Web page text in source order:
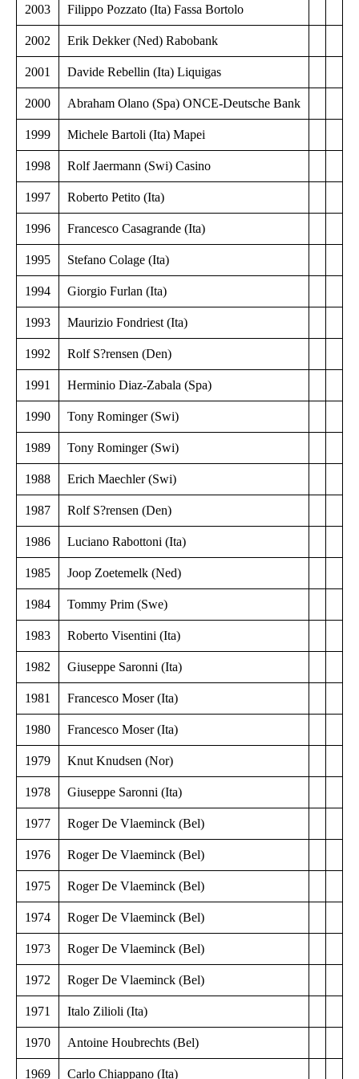
2003 Filippo Pozzato (Ita) Fassa Bortolo
2002 Erik Dekker (Ned) Rabobank
2001 Davide Rebellin (Ita) Liquigas
2000 Abraham Olano (Spa) ONCE-Deutsche Bank
1999 Michele Bartoli (Ita) Mapei
1998 Rolf Jaermann (Swi) Casino
1997 Roberto Petito (Ita)
1996 Francesco Casagrande (Ita)
1995 Stefano Colage (Ita)
1994 Giorgio Furlan (Ita)
1993 Maurizio Fondriest (Ita)
1992 Rolf S?rensen (Den)
1991 Herminio Diaz-Zabala (Spa)
1990 Tony Rominger (Swi)
1989 Tony Rominger (Swi)
1988 Erich Maechler (Swi)
1987 Rolf S?rensen (Den)
1986 Luciano Rabottoni (Ita)
1985 Joop Zoetemelk (Ned)
1984 Tommy Prim (Swe)
1983 Roberto Visentini (Ita)
1982 Giuseppe Saronni (Ita)
1981 Francesco Moser (Ita)
1980 Francesco Moser (Ita)
1979 Knut Knudsen (Nor)
1978 Giuseppe Saronni (Ita)
1977 Roger De Vlaeminck (Bel)
1976 Roger De Vlaeminck (Bel)
1975 Roger De Vlaeminck (Bel)
1974 Roger De Vlaeminck (Bel)
1973 Roger De Vlaeminck (Bel)
1972 Roger De Vlaeminck (Bel)
1971 Italo Zilioli (Ita)
1970 Antoine Houbrechts (Bel)
1969 Carlo Chiappano (Ita)